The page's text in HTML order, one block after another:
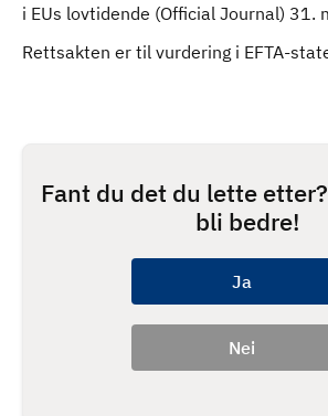
i EUs lovtidende (Official Journal) 31.
Rettsakten er til vurdering i EFTA-
Fant du det du lette
bli bedre!